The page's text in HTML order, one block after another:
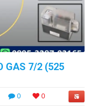
GAS 7/2 (525
0 0